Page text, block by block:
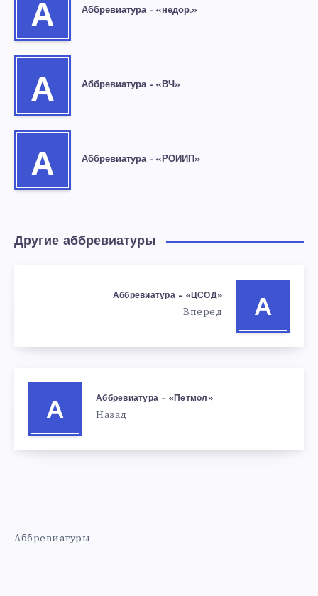
А Аббревиатура – «недор.»
А Аббревиатура – «ВЧ»
А Аббревиатура – «РОИИП»
Другие аббревиатуры
А
Аббревиатура – «ЦСОД»
Вперед
А
Аббревиатура – «Петмол»
Назад
Аббревиатуры